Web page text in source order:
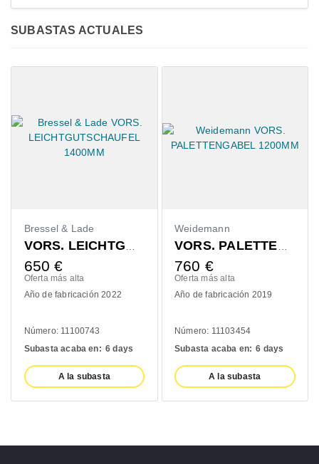
SUBASTAS ACTUALES
& Lade
VORS. LEICHTGUTSCHAUFEL 1400MM
alta
fabricación 2022
11100743
acaba en: 6 days
A la subasta
Weidemann
VORS. PALETTENGABEL 1200MM
Oferta más alta
Año de fabricación 2019
Número: 11103454
Subasta acaba en: 6 days
A la subasta
Subasta